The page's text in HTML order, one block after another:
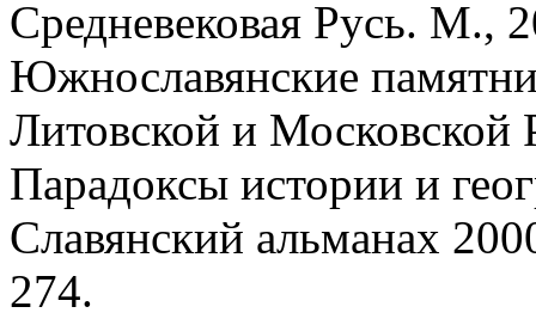
Средневековая Русь. М.,
Южнославянские
Литовской и
Парадоксы истории и
Славянский альманах
274.